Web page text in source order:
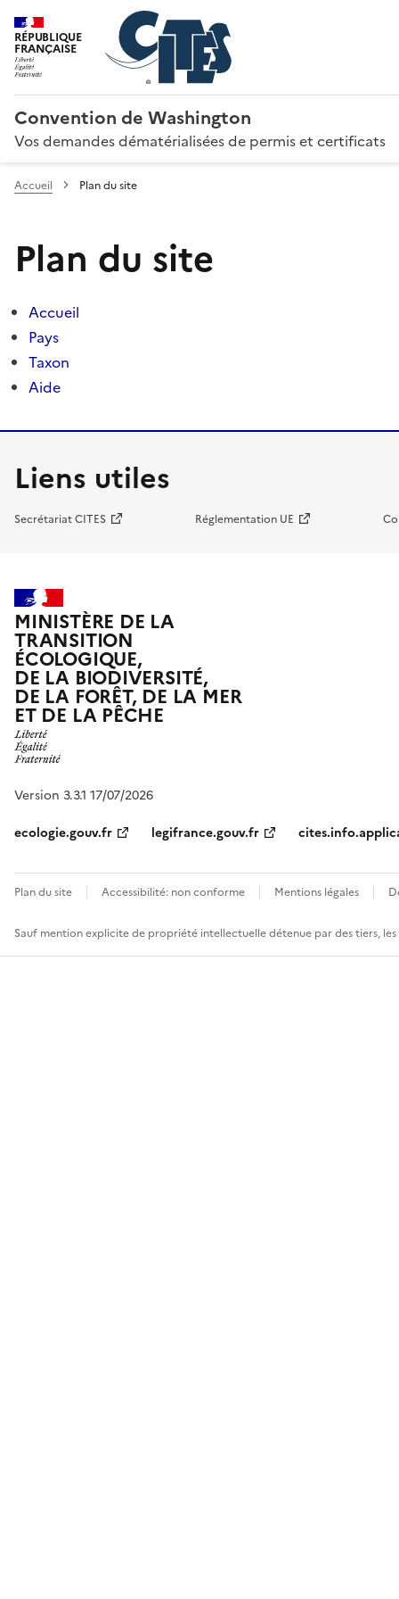
RÉPUBLIQUE
FRANÇAISE
Convention de Washington
Vos demandes dématérialisées de permis et certificats
Accueil Plan du site
Plan du site
Accueil
Pays
Taxon
Aide
Liens utiles
Secrétariat CITES Réglementation UE
MINISTÈRE DE LA
TRANSITION
ÉCOLOGIQUE,
DE LA BIODIVERSITÉ,
DE LA FORÊT, DE LA MER
ET DE LA PÊCHE
Version 3.3.1 17/07/2026
ecologie.gouv.fr
legifrance.gouv.fr
Plan du site Accessibilité: non conforme Mentions légales
Sauf mention explicite de propriété intellectuelle détenue par des tiers,